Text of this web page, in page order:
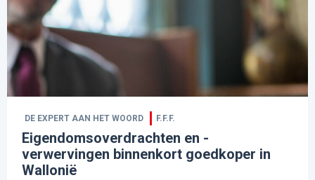
DE EXPERT AAN HET WOORD F.F.F.
Eigendomsoverdrachten en -
verwervingen binnenkort goedkoper in
Wallonië